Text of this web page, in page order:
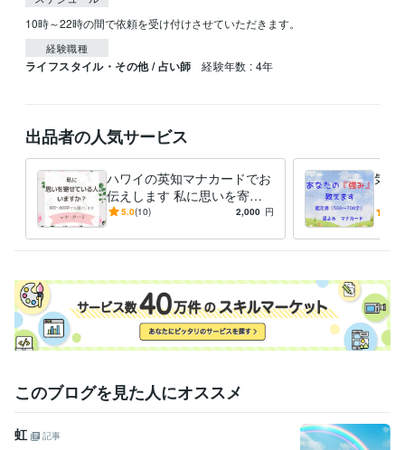
10時～22時の間で依頼を受け付けさせていただきます。
経験職種
ライフスタイル・その他 / 占い師 経験年数 : 4年
出品者の人気サービス
ハワイの英知マナカードでお
伝えします 私に思いを寄せ
ている人はいますか？
5.0(10) 2,000 円
気づ
マナ
このブログを見た人にオススメ
虹
記事